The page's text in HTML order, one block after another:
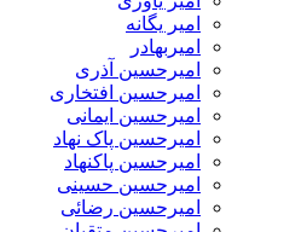
امیر یگانه
امیربهادر
امیرحسین آذری
امیرحسین افتخاری
امیرحسین ایمانی
امیرحسین پاک نهاد
امیرحسین پاکنهاد
امیرحسین حسینی
امیرحسین رضائی